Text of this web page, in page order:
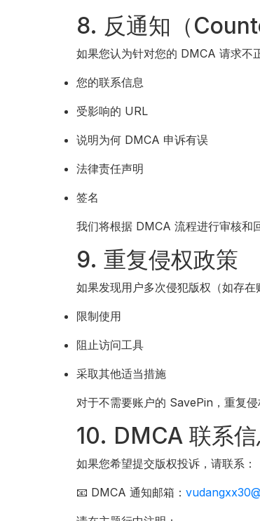
8. 反通知（
如果您认为针对您的 DMCA 请求不
您的联系信息
受影响的 URL
说明为何 DMCA 申诉有误
法律责任声明
签名
我们将根据 DMCA 流程进行审核和
9. 重复侵权政策
如果发现用户多次侵犯版权（如存在
限制使用
阻止访问工具
采取其他适当措施
对于不需要账户的 SavePin，重复
10. DMCA 联系
如果您希望提交版权投诉，请联系：
📧 DMCA 通知邮箱：